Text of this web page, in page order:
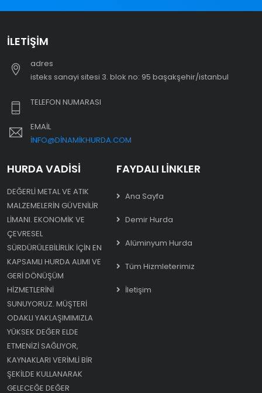
İLETIŞIM
adres
i̇steks sanayi sitesi 3. blok no: 95 başakşehir/i̇stanbul
TELEFON NUMARASI
EMAIL
INFO@DINAMIKHURDA.COM
HURDA VADISI
DEĞERLI METAL VE ATIK
MALZEMELERIN GÜVENILIR
LIMANI. EKONOMIK VE
ÇEVRESEL
SÜRDÜRÜLEBILIRLIK IÇIN EN
KAPSAMLI HURDA ALIMI VE
GERI DÖNÜŞÜM
HIZMETLERINI
SUNUYORUZ. MÜŞTERI
ODAKLI YAKLAŞIMIMIZLA
YÜKSEK DEĞER ELDE
ETMENIZI SAĞLIYOR,
KAYNAKLARI VERIMLI BIR
ŞEKILDE KULLANARAK
GELECEĞE DEĞER
FAYDALI LINKLER
Ana Sayfa
Demir Hurda
Alüminyum Hurda
Tüm Hizmleterimiz
İletişim